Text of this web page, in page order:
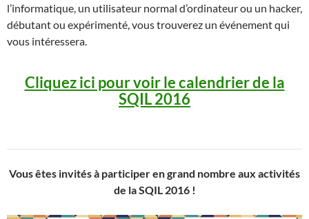
l’informatique, un utilisateur normal d’ordinateur ou un hacker,
débutant ou expérimenté, vous trouverez un événement qui
vous intéressera.
Cliquez ici pour voir le calendrier de la
SQIL 2016
Vous êtes invités à participer en grand nombre aux activités
de la SQIL 2016 !